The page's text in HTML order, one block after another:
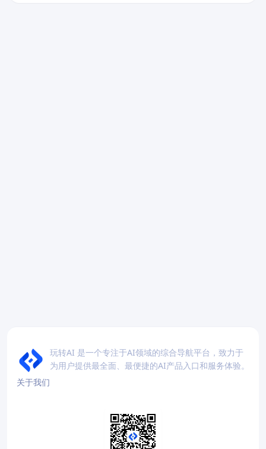
玩转AI 是一个专注于AI领域的综合导航平台，致力于
为用户提供最全面、最便捷的AI产品入口和服务体验。
关于我们